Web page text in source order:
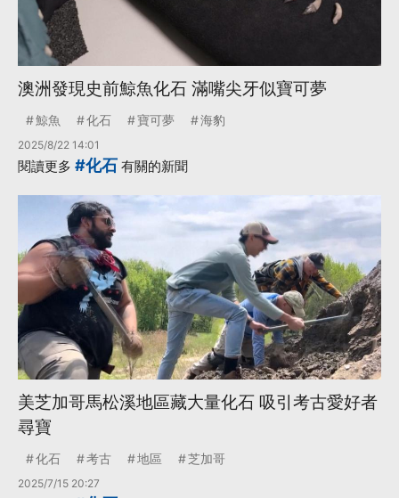
澳洲發現史前鯨魚化石 滿嘴尖牙似寶可夢
鯨魚 化石 寶可夢 海豹
2025/8/22 14:01
閱讀更多 #化石 有關的新聞
美芝加哥馬松溪地區藏大量化石 吸引考古愛好者
尋寶
化石 考古 地區 芝加哥
2025/7/15 20:27